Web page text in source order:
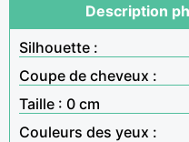
Description
Silhouette :
Coupe de cheveux :
Taille : 0 cm
Couleurs des yeux :